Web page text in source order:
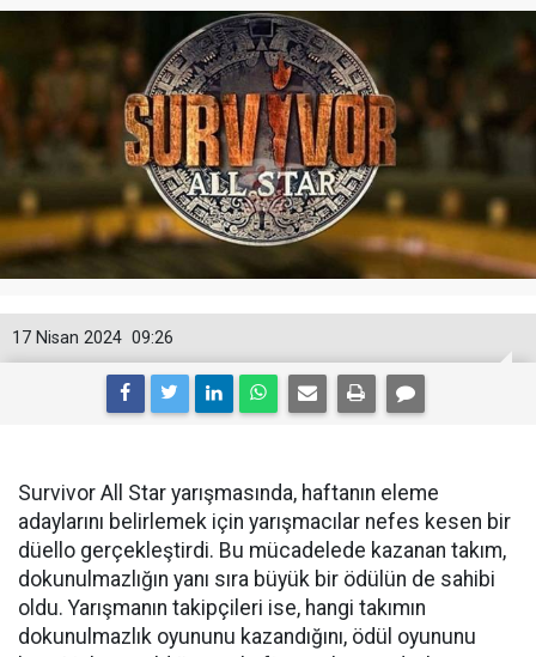
09:26
17 Nisan 2024
Survivor All Star yarışmasında, haftanın eleme
adaylarını belirlemek için yarışmacılar nefes kesen bir
düello gerçekleştirdi. Bu mücadelede kazanan takım,
dokunulmazlığın yanı sıra büyük bir ödülün de sahibi
oldu. Yarışmanın takipçileri ise, hangi takımın
dokunulmazlık oyununu kazandığını, ödül oyununu